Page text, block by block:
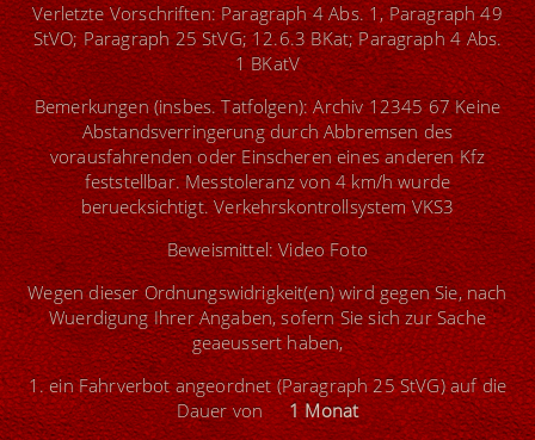
Verletzte Vorschriften: Paragraph 4 Abs. 1, Paragraph 49
StVO; Paragraph 25 StVG; 12.6.3 BKat; Paragraph 4 Abs.
1 BKatV
Bemerkungen (insbes. Tatfolgen): Archiv 12345 67 Keine
Abstandsverringerung durch Abbremsen des
vorausfahrenden oder Einscheren eines anderen Kfz
feststellbar. Messtoleranz von 4 km/h wurde
beruecksichtigt. Verkehrskontrollsystem VKS3
Beweismittel: Video Foto
Wegen dieser Ordnungswidrigkeit(en) wird gegen Sie, nach
Wuerdigung Ihrer Angaben, sofern Sie sich zur Sache
geaeussert haben,
1. ein Fahrverbot angeordnet (Paragraph 25 StVG) auf die
Dauer von1 Monat